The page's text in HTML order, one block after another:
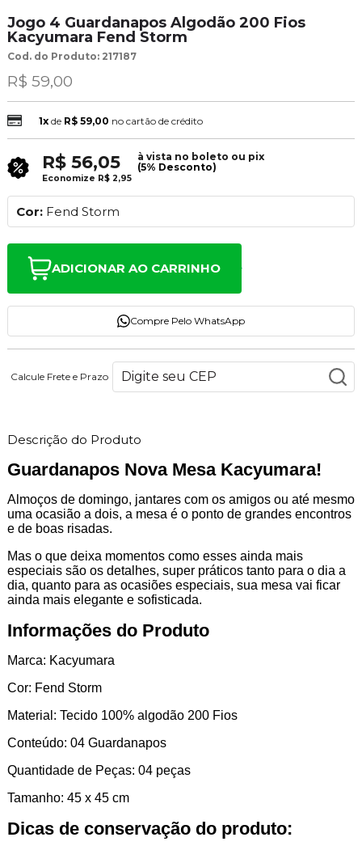
Jogo 4 Guardanapos Algodão 200 Fios
Kacyumara Fend Storm
Cod. do Produto: 217187
R$ 59,00
1xde R$ 59,00 no cartão de crédito
R$ 56,05
à vista no boleto ou pix
(5% Desconto)
Economize R$ 2,95
Cor: Fend Storm
ADICIONAR AO CARRINHO
Compre Pelo WhatsApp
Calcule Frete e Prazo
Descrição do Produto
Guardanapos Nova Mesa Kacyumara!
Almoços de domingo, jantares com os amigos ou até mesmo
uma ocasião a dois, a mesa é o ponto de grandes encontros
e de boas risadas.
Mas o que deixa momentos como esses ainda mais
especiais são os detalhes, super práticos tanto para o dia a
dia, quanto para as ocasiões especiais, sua mesa vai ficar
ainda mais elegante e sofisticada.
Informações do Produto
Marca: Kacyumara
Cor: Fend Storm
Material: Tecido 100% algodão 200 Fios
Conteúdo: 04 Guardanapos
Quantidade de Peças: 04 peças
Tamanho: 45 x 45 cm
Dicas de conservação do produto: